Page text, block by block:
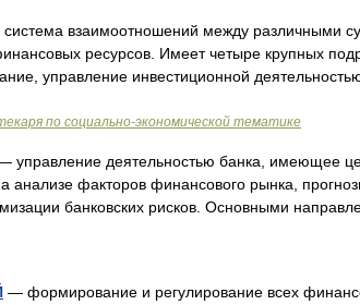
взаимоотношений между различными
ресурсов. Имеет четыре крупных
управление инвестиционной
по социально-экономической тематике
управление деятельностью банка, имеющее
анализе факторов финансового рынка,
банковских рисков. Основными
— формирование и регулирование всех